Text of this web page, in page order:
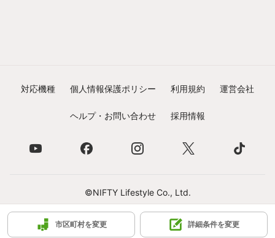
市区町村を変更 詳細条件を変更
対応機種 個人情報保護ポリシー 利用規約 運営会社
ヘルプ・お問い合わせ 採用情報
©NIFTY Lifestyle Co., Ltd.